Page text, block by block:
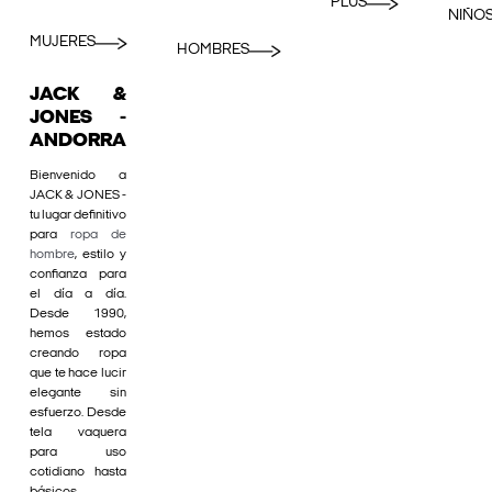
MUJERES
HOMBRES
JACK &
JONES -
ANDORRA
Bienvenido a
JACK & JONES -
tu lugar definitivo
para ropa de
hombre, estilo y
confianza para
el día a día.
Desde 1990,
hemos estado
creando ropa
que te hace lucir
elegante sin
esfuerzo. Desde
tela vaquera
para uso
cotidiano hasta